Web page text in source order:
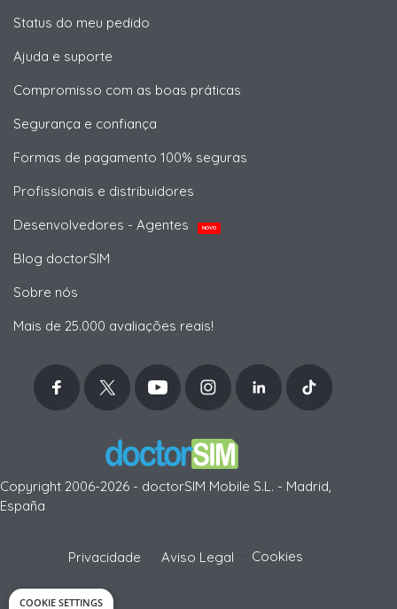
Status do meu pedido
Ajuda e suporte
Compromisso com as boas práticas
Segurança e confiança
Formas de pagamento 100% seguras
Profissionais e distribuidores
Desenvolvedores - Agentes
NOVO
Blog doctorSIM
Sobre nós
Mais de 25.000 avaliações reais!
Copyright 2006-2026 - doctorSIM Mobile S.L. - Madrid,
España
Privacidade Aviso Legal Cookies
COOKIE SETTINGS